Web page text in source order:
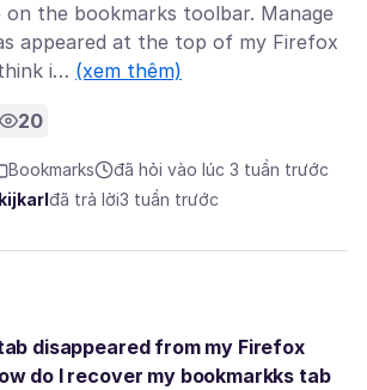
on the bookmarks toolbar. Manage
appeared at the top of my Firefox
i… (xem thêm)
20
Bookmarks
đã hỏi vào lúc 3 tuần trước
đã trả lời3 tuần trước
disappeared from my Firefox
do I recover my bookmarkks tab